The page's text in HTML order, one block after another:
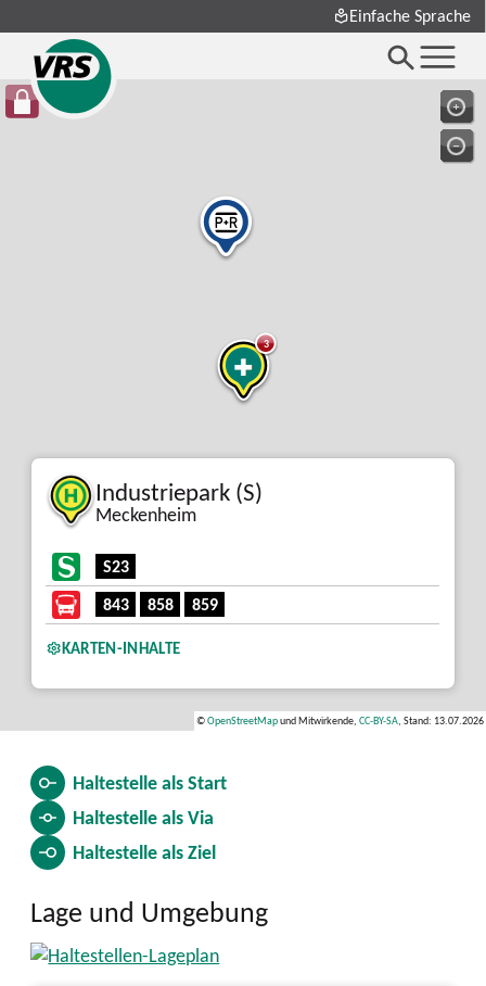
Einfache Sprache
Industriepark (S)
Meckenheim
S23
843
858 859
KARTEN-INHALTE
3
©OpenStreetMapund Mitwirkende, CC-BY-SA, Stand: 13.07.2026
Haltestelle alsStart
Haltestelle alsVia
Haltestelle alsZiel
Lage und Umgebung